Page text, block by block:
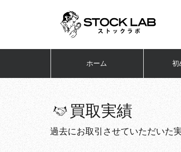
ホーム 初
買取実績
過去にお取引させていただいた